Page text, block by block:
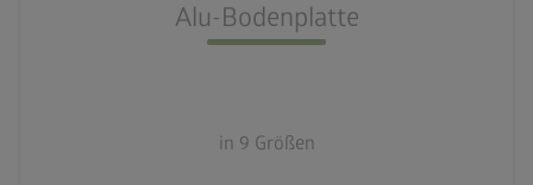
Alu-Bodenplatte
in 9 Größen